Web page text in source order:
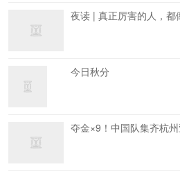
夜读 | 真正厉害的人，都
今日秋分
夺金×9！中国队集齐杭